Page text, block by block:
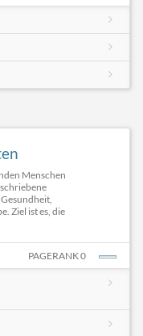
Menschen
Ziel ist es, die
PAGERANK 0